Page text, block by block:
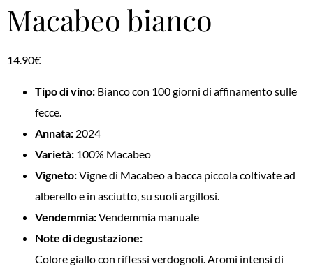
Macabeo bianco
14.90€
Tipo di vino: Bianco con 100 giorni di affinamento sulle
fecce.
Annata: 2024
Varietà: 100% Macabeo
Vigneto:Vigne di Macabeo a bacca piccola coltivate ad
alberello e in asciutto, su suoli argillosi.
Vendemmia:Vendemmia manuale
Note di degustazione:
Colore giallo con riflessi verdognoli. Aromi intensi di